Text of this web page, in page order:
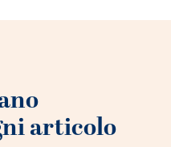
articolo